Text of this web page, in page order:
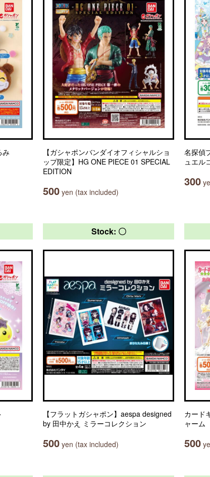
み
【ガシャポンバンダイオフィシャルショ
ップ限定】HG ONE PIECE 01 SPECIAL
EDITION
500 yen (tax included)
名探偵
ュエル
300
Stock: 〇
【フラットガシャポン】aespa designed
by 田中かえ ミラーコレクション
500 yen (tax included)
カード
ャーム
500